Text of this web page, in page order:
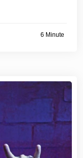
6 Minute